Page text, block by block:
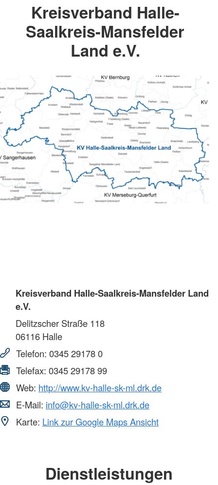
Kreisverband Halle-
Saalkreis-Mansfelder
Land e.V.
Kreisverband Halle-Saalkreis-Mansfelder Land
e.V.
Delitzscher Straße 118
06116 Halle
Telefon: 0345 29178 0
Telefax: 0345 29178 99
Web: http://www.kv-halle-sk-ml.drk.de
E-Mail: info@kv-halle-sk-ml.drk.de
Karte: Link zur Google Maps Ansicht
Dienstleistungen